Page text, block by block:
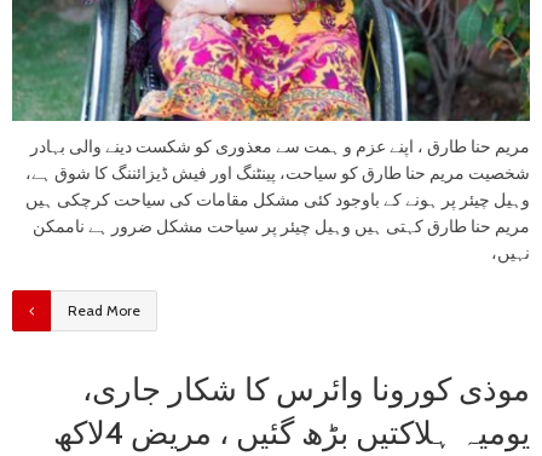
مریم حنا طارق ، اپنے عزم و ہمت سے معذوری کو شکست دینے والی بہادر
شخصیت مریم حنا طارق کو سیاحت، پینٹنگ اور فیش ڈیزائننگ کا شوق ہے،
وہیل چیئر پر ہونے کے باوجود کئی مشکل مقامات کی سیاحت کرچکی ہیں
مریم حنا طارق کہتی ہیں وہیل چیئر پر سیاحت مشکل ضرور ہے ناممکن
نہیں،
Read More
موذی کورونا وائرس کا شکار جاری،
یومیہ ہلاکتیں بڑھ گئیں ، مریض 4لاکھ